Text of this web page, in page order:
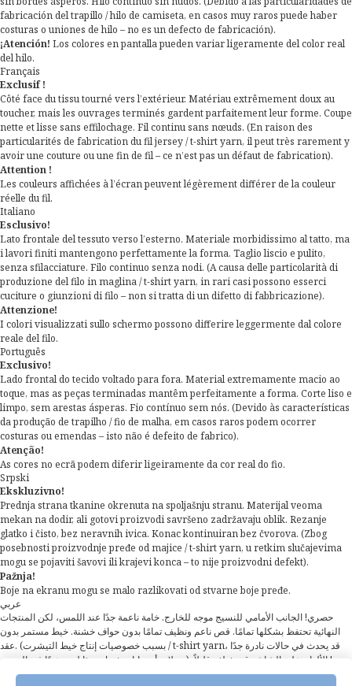
fabricación del trapillo / hilo de camiseta, en casos muy raros puede haber
costuras o uniones de hilo – no es un defecto de fabricación).
¡Atención! Los colores en pantalla pueden variar ligeramente del color real
del hilo.
Français
Exclusif !
Côté face du tissu tourné vers l’extérieur. Matériau extrêmement doux au
toucher, mais les ouvrages terminés gardent parfaitement leur forme. Coupe
nette et lisse sans effilochage. Fil continu sans nœuds. (En raison des
particularités de fabrication du fil jersey / t-shirt yarn, il peut très rarement y
avoir une couture ou une fin de fil – ce n’est pas un défaut de fabrication).
Attention !
Les couleurs affichées à l’écran peuvent légèrement différer de la couleur
réelle du fil.
Italiano
Esclusivo!
Lato frontale del tessuto verso l’esterno. Materiale morbidissimo al tatto, ma
i lavori finiti mantengono perfettamente la forma. Taglio liscio e pulito,
senza sfilacciature. Filo continuo senza nodi. (A causa delle particolarità di
produzione del filo in maglina / t-shirt yarn, in rari casi possono esserci
cuciture o giunzioni di filo – non si tratta di un difetto di fabbricazione).
Attenzione!
I colori visualizzati sullo schermo possono differire leggermente dal colore
reale del filo.
Português
Exclusivo!
Lado frontal do tecido voltado para fora. Material extremamente macio ao
toque, mas as peças terminadas mantêm perfeitamente a forma. Corte liso e
limpo, sem arestas ásperas. Fio contínuo sem nós. (Devido às características
da produção de trapilho / fio de malha, em casos raros podem ocorrer
costuras ou emendas – isto não é defeito de fabrico).
Atenção!
As cores no ecrã podem diferir ligeiramente da cor real do fio.
Srpski
Ekskluzivno!
Prednja strana tkanine okrenuta na spoljašnju stranu. Materijal veoma
mekan na dodir, ali gotovi proizvodi savršeno zadržavaju oblik. Rezanje
glatko i čisto, bez neravnih ivica. Konac kontinuiran bez čvorova. (Zbog
posebnosti proizvodnje pređe od majice / t-shirt yarn, u retkim slučajevima
mogu se pojaviti šavovi ili krajevi konca – to nije proizvodni defekt).
Pažnja!
Boje na ekranu mogu se malo razlikovati od stvarne boje pređe.
عربي
حصري! الجانب الأمامي للنسيج موجه للخارج. خامة ناعمة جدًا عند اللمس، لكن المنتجات
النهائية تحتفظ بشكلها تمامًا. قص ناعم ونظيف تمامًا بدون حواف خشنة. خيط مستمر بدون
عقد. (بسبب خصوصيات إنتاج خيط التيشرت / t-shirt yarn، قد يحدث في حالات نادرة جدًا
وصلات أو نهايات خيط – هذا ليس عيبًا في التصنيع). تنبيه! الألوان على الشاشة قد تختلف قليلاً
عن لون الخيط الحقيقي.